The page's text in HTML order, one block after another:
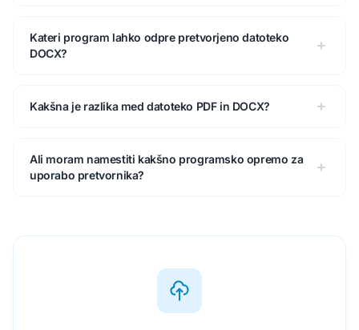
Kateri program lahko odpre pretvorjeno datoteko
DOCX?
Kakšna je razlika med datoteko PDF in DOCX?
Ali moram namestiti kakšno programsko opremo za
uporabo pretvornika?